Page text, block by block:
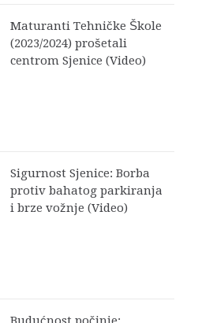
Maturanti Tehničke Škole
(2023/2024) prošetali
centrom Sjenice (Video)
Sigurnost Sjenice: Borba
protiv bahatog parkiranja
i brze vožnje (Video)